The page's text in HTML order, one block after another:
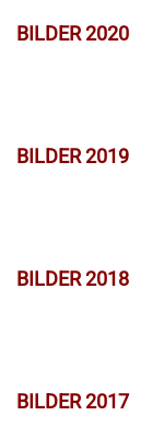
BILDER 2020
BILDER 2019
BILDER 2018
BILDER 2017